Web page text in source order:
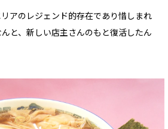
アのレジェンド的存在であり惜しまれ
と、新しい店主さんのもと復活したん